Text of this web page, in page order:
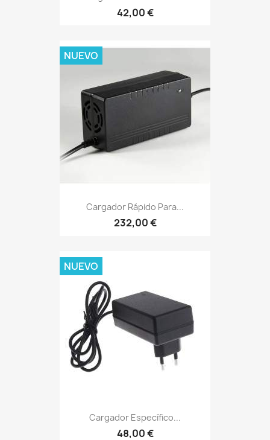
42,00 €
Cargador Rápido Para...
232,00 €
NUEVO
Cargador Específico...
48,00 €
NUEVO